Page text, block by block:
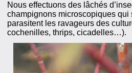
Nous effectuons des lâchés
champignons microscopiques qui
parasitent les ravageurs des
cochenilles, thrips, cicadelles…).